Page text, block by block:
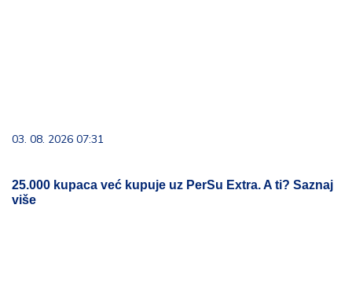
03. 08. 2026 07:31
25.000 kupaca već kupuje uz PerSu Extra. A ti? Saznaj
više